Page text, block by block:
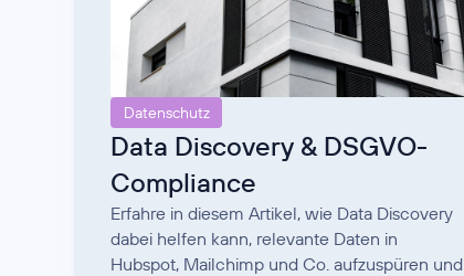
Datenschutz
Data Discovery & DSGVO-
Compliance
Erfahre in diesem Artikel, wie Data Discovery
dabei helfen kann, relevante Daten in
Hubspot, Mailchimp und Co. aufzuspüren und